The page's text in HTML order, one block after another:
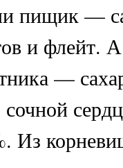
пищик —
и флейт.
—
Из